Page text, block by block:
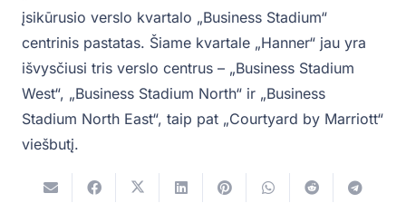
įsikūrusio verslo kvartalo „Business Stadium“
centrinis pastatas. Šiame kvartale „Hanner“ jau yra
išvysčiusi tris verslo centrus – „Business Stadium
West“, „Business Stadium North“ ir „Business
Stadium North East“, taip pat „Courtyard by Marriott“
viešbutį.